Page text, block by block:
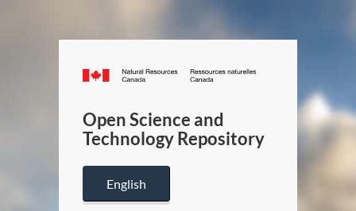
Canada.ca
/
Canada
Open Science and
Technology Repository
English